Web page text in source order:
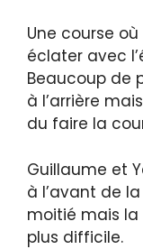
Une course
éclater avec
Beaucoup de
à l’arrière
du faire la
Guillaume et
à l’avant de
moitié mais
plus difficile.